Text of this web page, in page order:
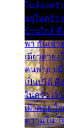
ในห้องครั
อยู่ในครัว
บ้านใกล้ พึ่
พา กันเข้า
เดียวดาย
คนพ่าย บ่มี
เป็นบ่ได้ คื
ในครัว เจ้
เฝ้าคอย ใ
ความใน ใ